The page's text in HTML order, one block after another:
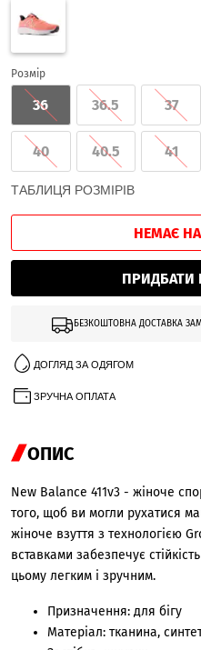
Розмір
36 36.5 37
40 40.5 41
ТАБЛИЦЯ РОЗМІРІВ
НЕМАЄ
ПРИДБАТИ
БЕЗКОШТОВНА ДОСТАВКА
ДОГЛЯД ЗА ОДЯГОМ
ЗРУЧНА ОПЛАТА
ОПИС
New Balance 411v3 - жіноче
того, щоб ви могли рухатися
жіноче взуття з технологією
вставками забезпечує
цьому легким і зручним.
Призначення: для бігу
Матеріал: тканина,